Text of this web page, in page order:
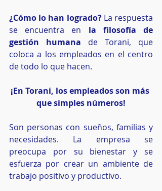
¿Cómo lo han logrado? La respuesta
se encuentra en la filosofía de
gestión humana de Torani, que
coloca a los empleados en el centro
de todo lo que hacen.
¡En Torani, los empleados son más
que simples números!
Son personas con sueños, familias y
necesidades. La empresa se
preocupa por su bienestar y se
esfuerza por crear un ambiente de
trabajo positivo y productivo.